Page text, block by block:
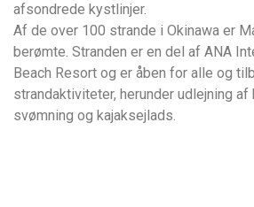
afsondrede kystlinjer.
Af de over 100 strande i Okinawa er
berømte. Stranden er en del af ANA
Beach Resort og er åben for alle og
strandaktiviteter, herunder udlejning af
svømning og kajaksejlads.